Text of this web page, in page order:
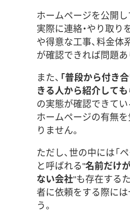
ホームページを公開し
実際に連絡・やり取り
や得意な工事、料金体
が確認できれば問題あ
また、 「普段から付き
きる人から紹介しても
の実態が確認できてい
ホームページの有無
りません。
ただし、世の中には「
と呼ばれる"名前だけ
ない会社"も存在する
者に依頼をする際に
う。